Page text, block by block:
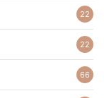
22
22
66